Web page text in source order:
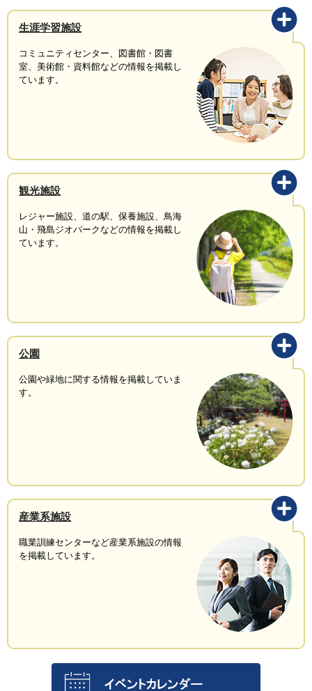
生涯学習施設
コミュニティセンター、図書館・図書
室、美術館・資料館などの情報を掲載し
ています。
観光施設
レジャー施設、道の駅、保養施設、鳥海
山・飛島ジオパークなどの情報を掲載し
ています。
公園
公園や緑地に関する情報を掲載していま
す。
産業系施設
職業訓練センターなど産業系施設の情報
を掲載しています。